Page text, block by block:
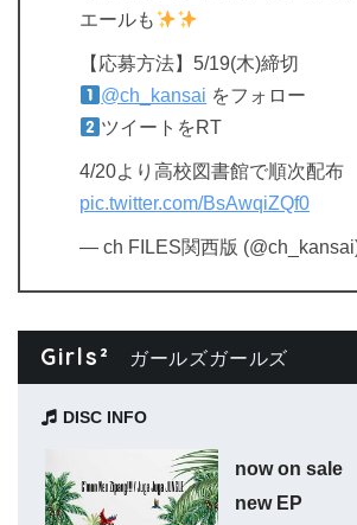
エールも
【応募方法】5/19(木)締切
@ch_kansai をフォロー
ツイートをRT
4/20より高校図書館で順次配布
pic.twitter.com/BsAwqiZQf0
— ch FILES関西版
Girls² ガールズガールズ
DISC INFO
now on sale
new EP